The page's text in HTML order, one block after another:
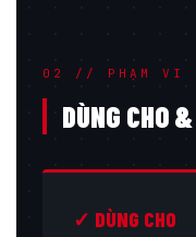
02 // PHẠM VI
DÙNG CHO
✓ DÙNG CHO